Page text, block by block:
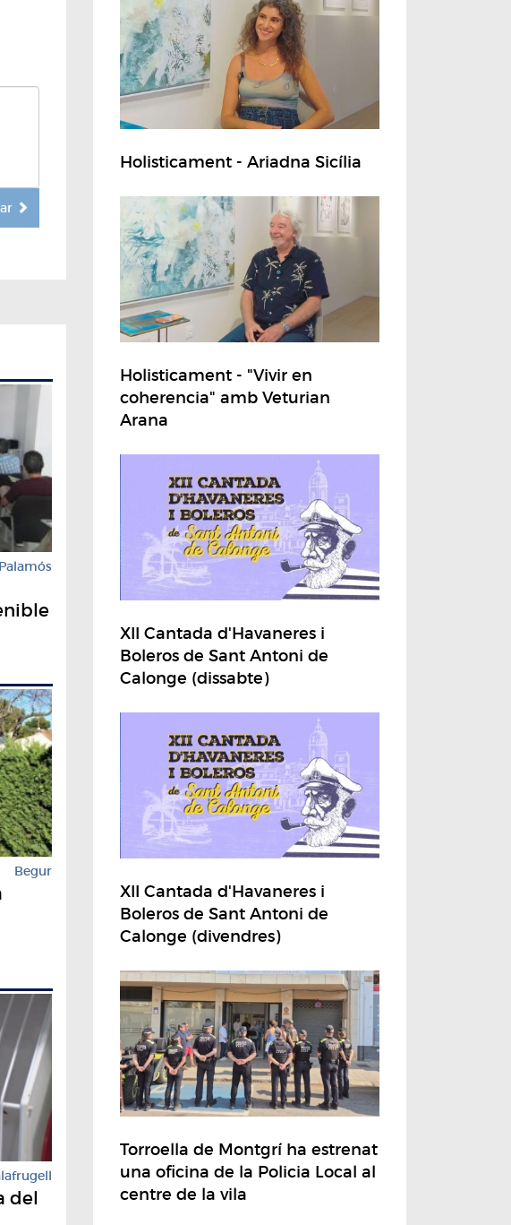
Palamós
Begur
del
Holisticament - Ariadna Sicília
Holisticament - "Vivir en
coherencia" amb Veturian
Arana
XII Cantada d'Havaneres i
Boleros de Sant Antoni de
Calonge (dissabte)
XII Cantada d'Havaneres i
Boleros de Sant Antoni de
Calonge (divendres)
Torroella de Montgrí ha estrenat
una oficina de la Policia Local al
centre de la vila